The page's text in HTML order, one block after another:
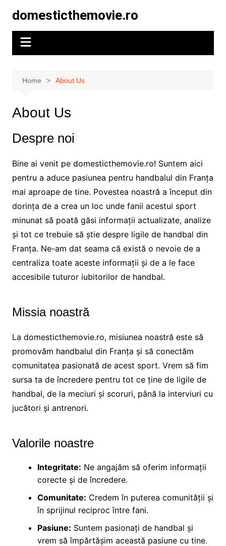
content
domesticthemovie.ro
Home About Us
About Us
Despre noi
Bine ai venit pe domesticthemovie.ro! Suntem aici
pentru a aduce pasiunea pentru handbalul din Franța
mai aproape de tine. Povestea noastră a început din
dorința de a crea un loc unde fanii acestui sport
minunat să poată găsi informații actualizate, analize
și tot ce trebuie să știe despre ligile de handbal din
Franța. Ne-am dat seama că există o nevoie de a
centraliza toate aceste informații și de a le face
accesibile tuturor iubitorilor de handbal.
Missia noastră
La domesticthemovie.ro, misiunea noastră este să
promovăm handbalul din Franța și să conectăm
comunitatea pasionată de acest sport. Vrem să fim
sursa ta de încredere pentru tot ce ține de ligile de
handbal, de la meciuri și scoruri, până la interviuri cu
jucători și antrenori.
Valorile noastre
Integritate: Ne angajăm să oferim informații
corecte și de încredere.
Comunitate: Credem în puterea comunității și
în sprijinul reciproc între fani.
Pasiune: Suntem pasionați de handbal și
vrem să împărtășim această pasiune cu tine.